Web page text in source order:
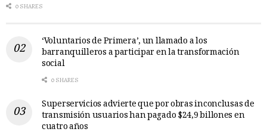
0 SHARES
‘Voluntarios de Primera’, un llamado a los
barranquilleros a participar en la transformación
social
0 SHARES
Superservicios advierte que por obras inconclusas de
transmisión usuarios han pagado $24,9 billones en
cuatro años